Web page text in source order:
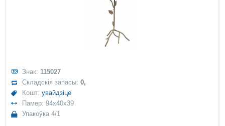
Знак: 115027
Складскія запасы:0,
Кошт:увайдзіце
Памер: 94x40x39
Упакоўка 4/1